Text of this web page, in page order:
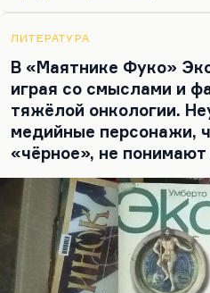
того, что это
замечательный
историк. Ну, как
знаю, но всё-таки это
Умберто Эко — просто
мыслителей
него —…
ЛИТЕРАТУРА
В «Маятнике Фуко»
играя со смыслами и
тяжёлой онкологии.
медийные персонажи,
«чёрное», не понимают